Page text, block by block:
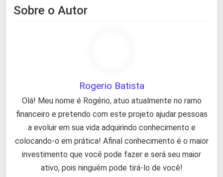
Sobre o Autor
Rogerio Batista
Olá! Meu nome é Rogério, atuo atualmente no ramo
financeiro e pretendo com este projeto ajudar pessoas
a evoluir em sua vida adquirindo conhecimento e
colocando-o em prática! Afinal conhecimento é o maior
investimento que você pode fazer e será seu maior
ativo, pois ninguém pode tirá-lo de você!